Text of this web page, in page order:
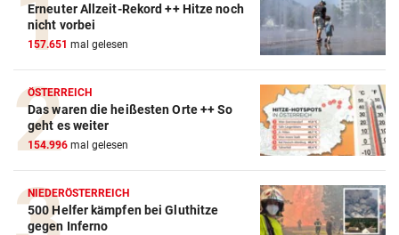
Erneuter Allzeit-Rekord ++ Hitze noch
nicht vorbei
157.651 mal gelesen
ÖSTERREICH
Das waren die heißesten Orte ++ So
geht es weiter
154.996 mal gelesen
NIEDERÖSTERREICH
500 Helfer kämpfen bei Gluthitze
gegen Inferno